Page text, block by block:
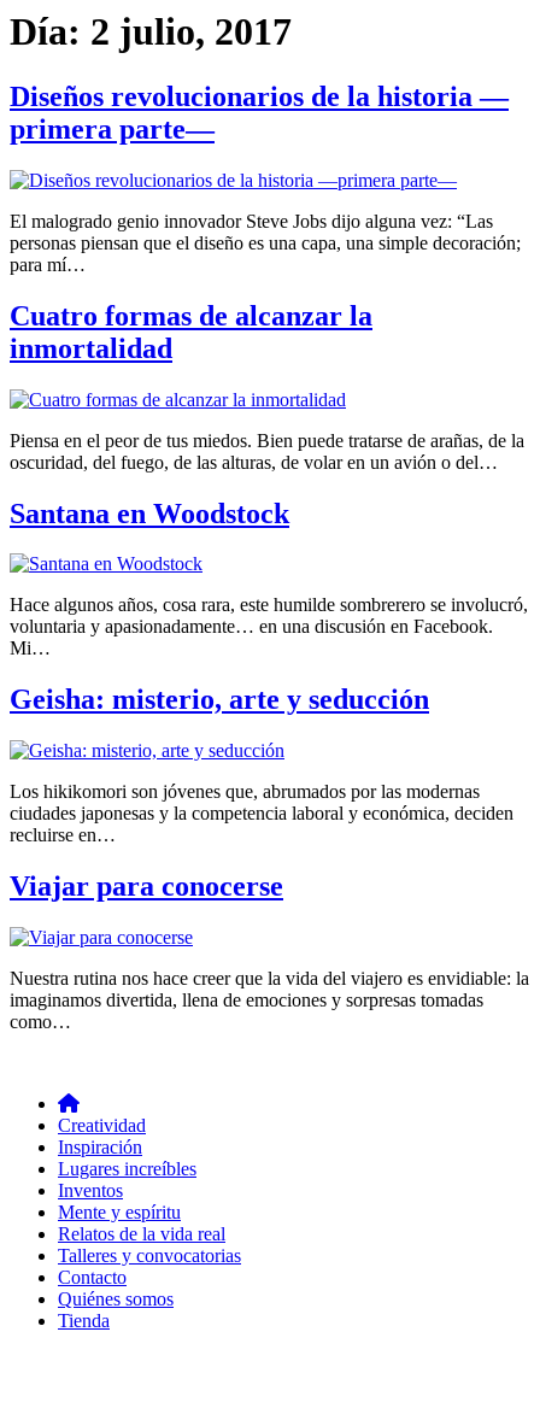
Día: 2 julio, 2017
Diseños revolucionarios de la historia —
primera parte—
El malogrado genio innovador Steve Jobs dijo alguna vez: “Las
personas piensan que el diseño es una capa, una simple decoración;
para mí…
Cuatro formas de alcanzar la
inmortalidad
Piensa en el peor de tus miedos. Bien puede tratarse de arañas, de la
oscuridad, del fuego, de las alturas, de volar en un avión o del…
Santana en Woodstock
Hace algunos años, cosa rara, este humilde sombrerero se involucró,
voluntaria y apasionadamente… en una discusión en Facebook.
Mi…
Geisha: misterio, arte y seducción
Los hikikomori son jóvenes que, abrumados por las modernas
ciudades japonesas y la competencia laboral y económica, deciden
recluirse en…
Viajar para conocerse
Nuestra rutina nos hace creer que la vida del viajero es envidiable: la
imaginamos divertida, llena de emociones y sorpresas tomadas
como…
Creatividad
Inspiración
Lugares increíbles
Inventos
Mente y espíritu
Relatos de la vida real
Talleres y convocatorias
Contacto
Quiénes somos
Tienda